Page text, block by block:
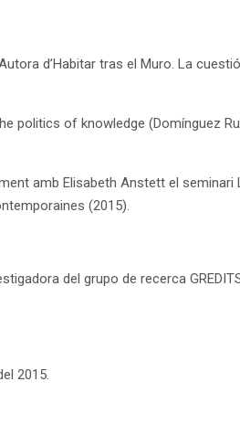
d’Habitar tras el Muro. La
politics of knowledge (Domínguez
amb Elisabeth Anstett el seminari
(2015).
del grupo de recerca
2015.